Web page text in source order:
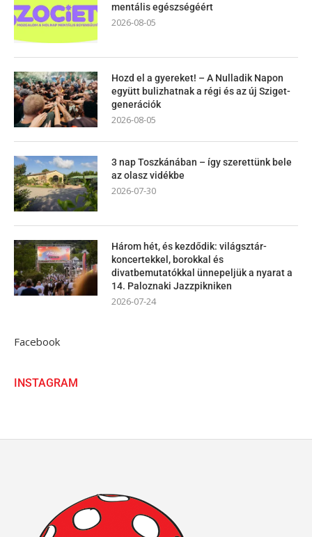
mentális egészségéért
2026-08-05
Hozd el a gyereket! – A Nulladik Napon
együtt bulizhatnak a régi és az új Sziget-
generációk
2026-08-05
3 nap Toszkánában – így szerettünk bele
az olasz vidékbe
2026-07-30
Három hét, és kezdődik: világsztár-
koncertekkel, borokkal és
divatbemutatókkal ünnepeljük a nyarat a
14. Paloznaki Jazzpikniken
2026-07-24
Facebook
INSTAGRAM